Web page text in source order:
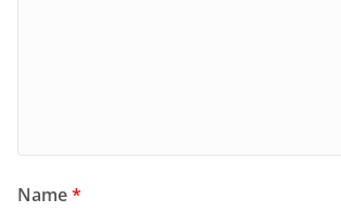
Name*